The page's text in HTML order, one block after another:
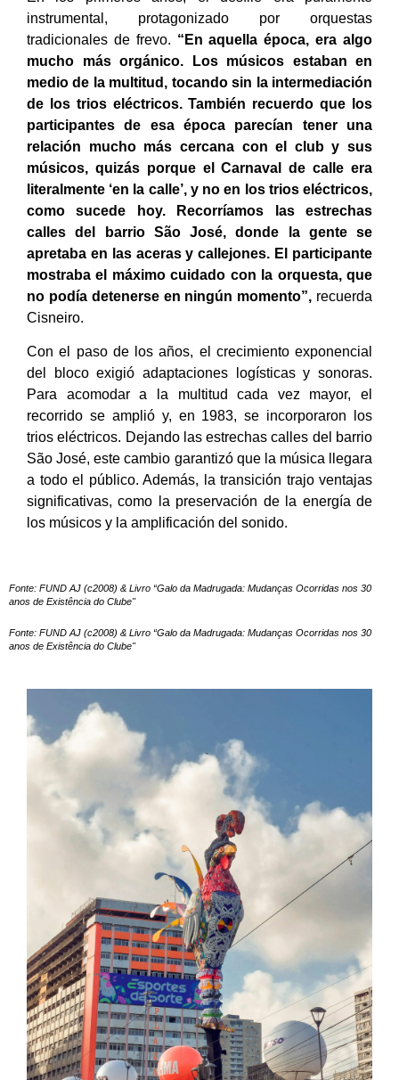
instrumental, protagonizado por orquestas
tradicionales de frevo. “En aquella época, era algo
mucho más orgánico. Los músicos estaban en
medio de la multitud, tocando sin la intermediación
de los trios eléctricos. También recuerdo que los
participantes de esa época parecían tener una
relación mucho más cercana con el club y sus
músicos, quizás porque el Carnaval de calle era
literalmente ‘en la calle’, y no en los trios eléctricos,
como sucede hoy. Recorríamos las estrechas
calles del barrio São José, donde la gente se
apretaba en las aceras y callejones. El participante
mostraba el máximo cuidado con la orquesta, que
no podía detenerse en ningún momento”, recuerda
Cisneiro.
Con el paso de los años, el crecimiento exponencial
del bloco exigió adaptaciones logísticas y sonoras.
Para acomodar a la multitud cada vez mayor, el
recorrido se amplió y, en 1983, se incorporaron los
trios eléctricos. Dejando las estrechas calles del barrio
São José, este cambio garantizó que la música llegara
a todo el público. Además, la transición trajo ventajas
significativas, como la preservación de la energía de
los músicos y la amplificación del sonido.
Fonte: FUND AJ (c2008) & Livro “Galo da Madrugada: Mudanças Ocorridas nos 30
anos de Existência do Clube"
Fonte: FUND AJ (c2008) & Livro “Galo da Madrugada: Mudanças Ocorridas nos 30
anos de Existência do Clube"